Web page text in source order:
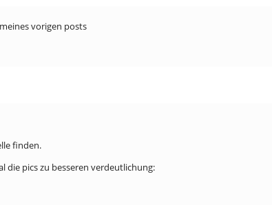
vorigen posts
finden.
die pics zu besseren verdeutlichung: